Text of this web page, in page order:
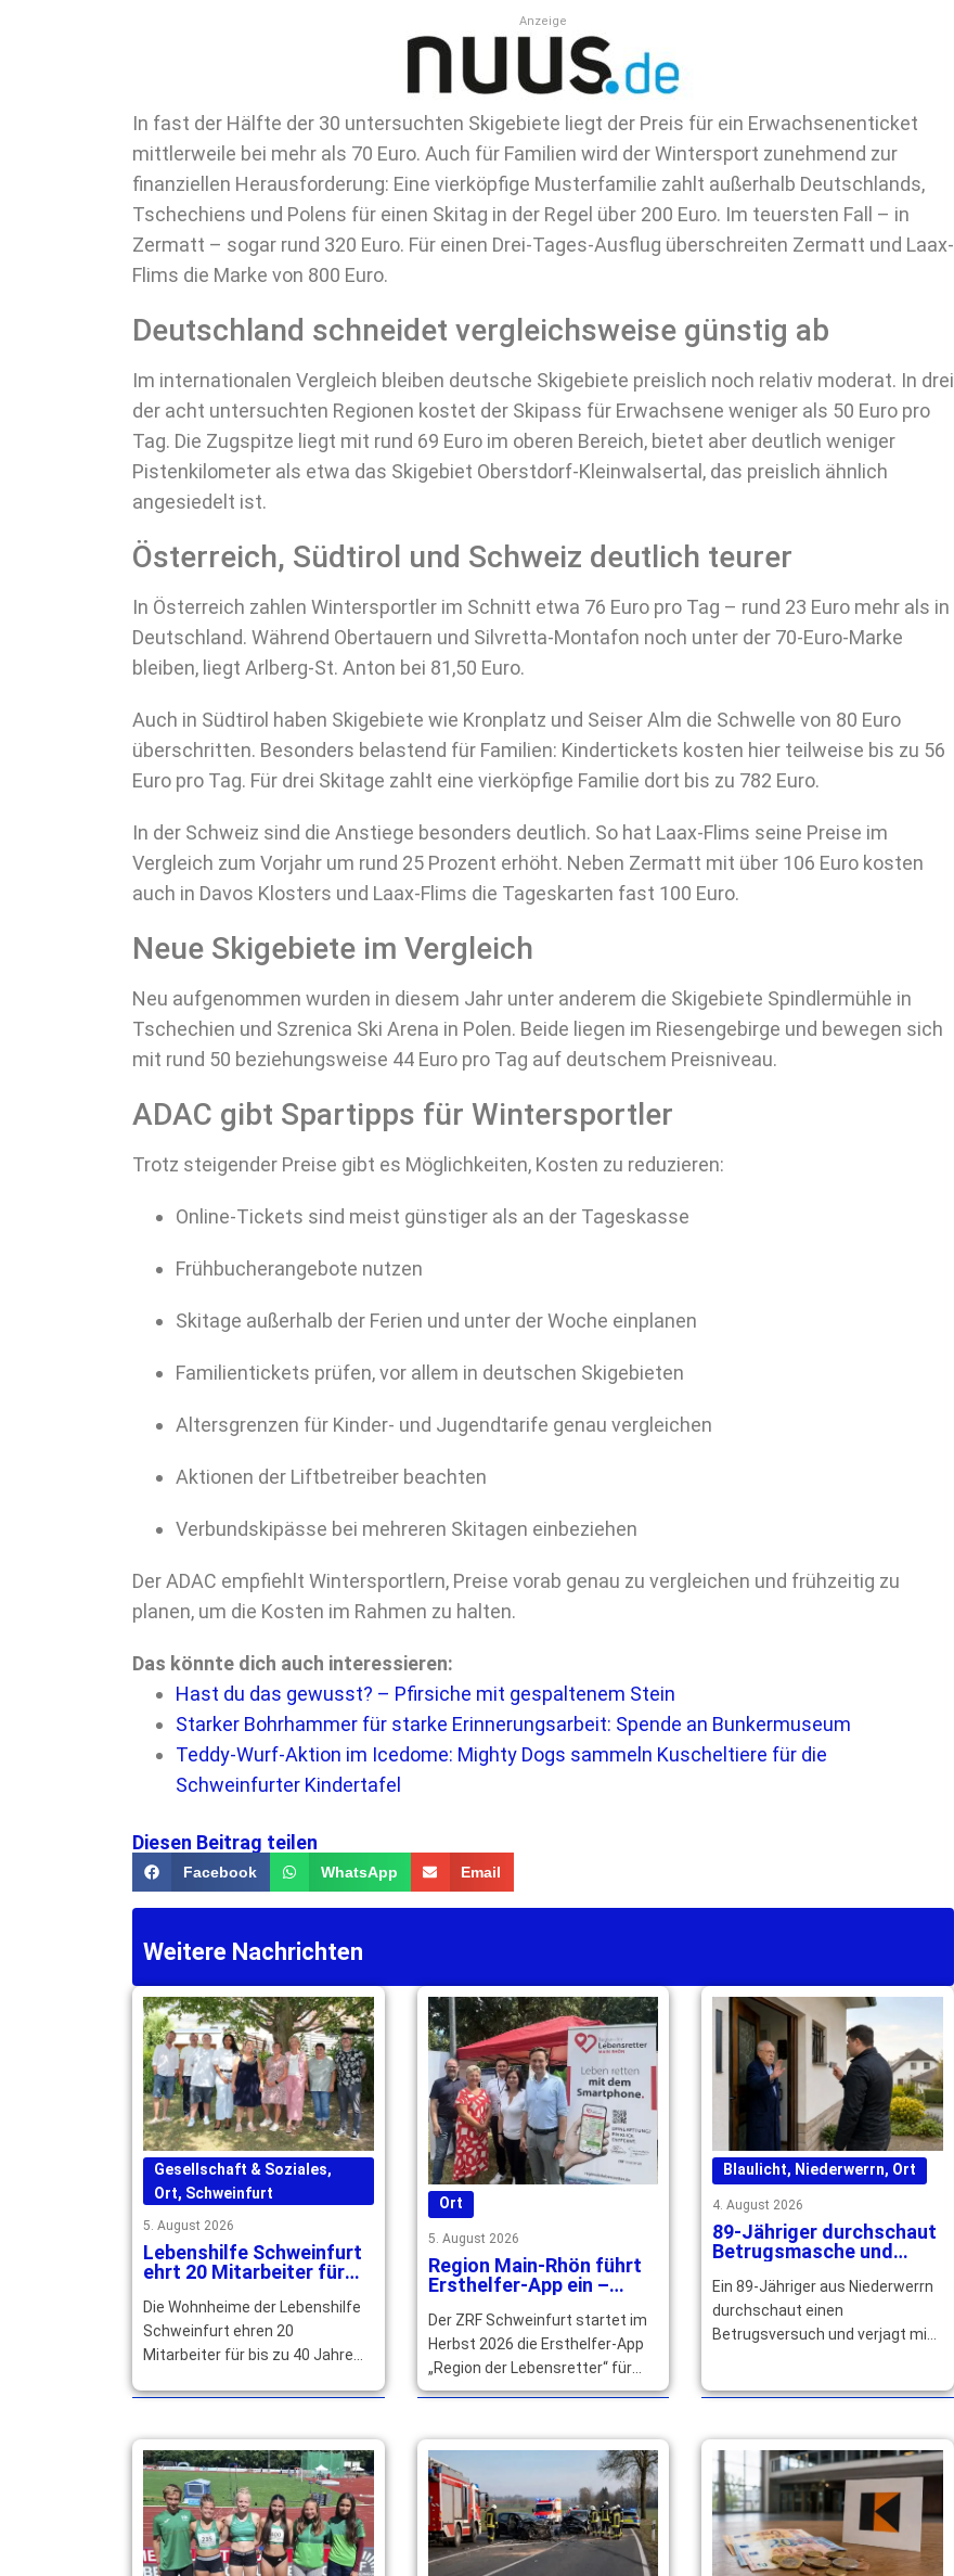
Anzeige
In fast der Hälfte der 30 untersuchten Skigebiete liegt der Preis für ein Erwachsenenticket
mittlerweile bei mehr als 70 Euro. Auch für Familien wird der Wintersport zunehmend zur
finanziellen Herausforderung: Eine vierköpfige Musterfamilie zahlt außerhalb Deutschlands,
Tschechiens und Polens für einen Skitag in der Regel über 200 Euro. Im teuersten Fall – in
Zermatt – sogar rund 320 Euro. Für einen Drei-Tages-Ausflug überschreiten Zermatt und Laax-
Flims die Marke von 800 Euro.
Deutschland schneidet vergleichsweise günstig ab
Im internationalen Vergleich bleiben deutsche Skigebiete preislich noch relativ moderat. In drei
der acht untersuchten Regionen kostet der Skipass für Erwachsene weniger als 50 Euro pro
Tag. Die Zugspitze liegt mit rund 69 Euro im oberen Bereich, bietet aber deutlich weniger
Pistenkilometer als etwa das Skigebiet Oberstdorf-Kleinwalsertal, das preislich ähnlich
angesiedelt ist.
Österreich, Südtirol und Schweiz deutlich teurer
In Österreich zahlen Wintersportler im Schnitt etwa 76 Euro pro Tag – rund 23 Euro mehr als in
Deutschland. Während Obertauern und Silvretta-Montafon noch unter der 70-Euro-Marke
bleiben, liegt Arlberg-St. Anton bei 81,50 Euro.
Auch in Südtirol haben Skigebiete wie Kronplatz und Seiser Alm die Schwelle von 80 Euro
überschritten. Besonders belastend für Familien: Kindertickets kosten hier teilweise bis zu 56
Euro pro Tag. Für drei Skitage zahlt eine vierköpfige Familie dort bis zu 782 Euro.
In der Schweiz sind die Anstiege besonders deutlich. So hat Laax-Flims seine Preise im
Vergleich zum Vorjahr um rund 25 Prozent erhöht. Neben Zermatt mit über 106 Euro kosten
auch in Davos Klosters und Laax-Flims die Tageskarten fast 100 Euro.
Neue Skigebiete im Vergleich
Neu aufgenommen wurden in diesem Jahr unter anderem die Skigebiete Spindlermühle in
Tschechien und Szrenica Ski Arena in Polen. Beide liegen im Riesengebirge und bewegen sich
mit rund 50 beziehungsweise 44 Euro pro Tag auf deutschem Preisniveau.
ADAC gibt Spartipps für Wintersportler
Trotz steigender Preise gibt es Möglichkeiten, Kosten zu reduzieren:
Online-Tickets sind meist günstiger als an der Tageskasse
Frühbucherangebote nutzen
Skitage außerhalb der Ferien und unter der Woche einplanen
Familientickets prüfen, vor allem in deutschen Skigebieten
Altersgrenzen für Kinder- und Jugendtarife genau vergleichen
Aktionen der Liftbetreiber beachten
Verbundskipässe bei mehreren Skitagen einbeziehen
Der ADAC empfiehlt Wintersportlern, Preise vorab genau zu vergleichen und frühzeitig zu
planen, um die Kosten im Rahmen zu halten.
Das könnte dich auch interessieren:
Hast du das gewusst? – Pfirsiche mit gespaltenem Stein
Starker Bohrhammer für starke Erinnerungsarbeit: Spende an Bunkermuseum
Teddy-Wurf-Aktion im Icedome: Mighty Dogs sammeln Kuscheltiere für die
Schweinfurter Kindertafel
Diesen Beitrag teilen
Facebook WhatsApp Email
Weitere Nachrichten
Gesellschaft & Soziales,
Ort, Schweinfurt
5. August 2026
Lebenshilfe Schweinfurt
ehrt 20 Mitarbeiter für
Die Wohnheime der Lebenshilfe
Schweinfurt ehren 20
Mitarbeiter für bis zu 40 Jahre
würdigen ihr langjähriges großes
Ort
5. August 2026
Region Main-Rhön führt
Ersthelfer-App ein –
gesucht
Der ZRF Schweinfurt startet im
Herbst 2026 die Ersthelfer-App
„Region der Lebensretter“ für
Main-Rhön. Qualifizierte Helfer
mehr
Blaulicht, Niederwerrn, Ort
4. August 2026
89-Jähriger durchschaut
Betrugsmasche und
Polizeibeamten
Ein 89-Jähriger aus Niederwerrn
durchschaut einen
Betrugsversuch und verjagt mit